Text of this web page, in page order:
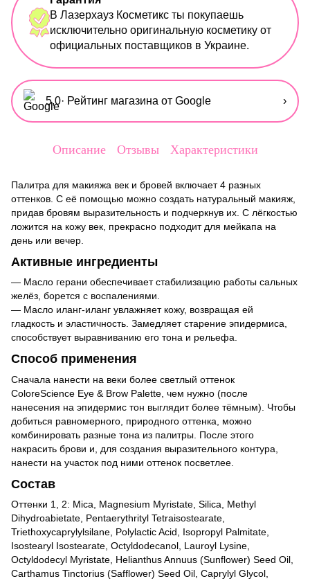
В Лазерхауз Косметикс ты покупаешь
исключительно оригинальную косметику от
официальных поставщиков в Украине.
5,0· Рейтинг магазина от Google ›
Описание Отзывы Характеристики
Палитра для макияжа век и бровей включает 4 разных
оттенков. С её помощью можно создать натуральный макияж,
придав бровям выразительность и подчеркнув их. С лёгкостью
ложится на кожу век, прекрасно подходит для мейкапа на
день или вечер.
Активные ингредиенты
— Масло герани обеспечивает стабилизацию работы сальных
желёз, борется с воспалениями.
— Масло иланг-иланг увлажняет кожу, возвращая ей
гладкость и эластичность. Замедляет старение эпидермиса,
способствует выравниванию его тона и рельефа.
Способ применения
Сначала нанести на веки более светлый оттенок
ColoreScience Eye & Brow Palette, чем нужно (после
нанесения на эпидермис тон выглядит более тёмным). Чтобы
добиться равномерного, природного оттенка, можно
комбинировать разные тона из палитры. После этого
накрасить брови и, для создания выразительного контура,
нанести на участок под ними оттенок посветлее.
Состав
Оттенки 1, 2: Mica, Magnesium Myristate, Silica, Methyl
Dihydroabietate, Pentaerythrityl Tetraisostearate,
Triethoxycaprylylsilane, Polylactic Acid, Isopropyl Palmitate,
Isostearyl Isostearate, Octyldodecanol, Lauroyl Lysine,
Octyldodecyl Myristate, Helianthus Annuus (Sunflower) Seed Oil,
Carthamus Tinctorius (Safflower) Seed Oil, Caprylyl Glycol,